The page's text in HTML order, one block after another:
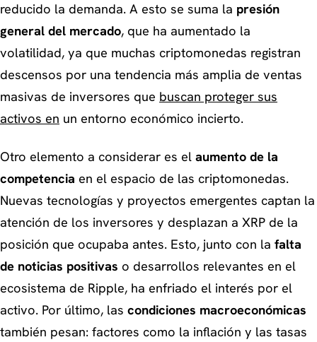
reducido la demanda. A esto se suma la presión
general del mercado, que ha aumentado la
volatilidad, ya que muchas criptomonedas registran
descensos por una tendencia más amplia de ventas
masivas de inversores que buscan proteger sus
activos en un entorno económico incierto.
Otro elemento a considerar es el aumento de la
competencia en el espacio de las criptomonedas.
Nuevas tecnologías y proyectos emergentes captan la
atención de los inversores y desplazan a XRP de la
posición que ocupaba antes. Esto, junto con la falta
de noticias positivas o desarrollos relevantes en el
ecosistema de Ripple, ha enfriado el interés por el
activo. Por último, las condiciones macroeconómicas
también pesan: factores como la inflación y las tasas